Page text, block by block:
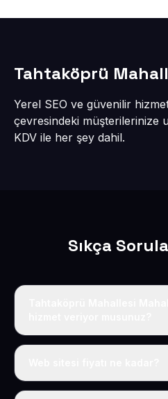
Tahtaköprü
Yerel SEO ve güvenilir
çevresindeki müşterilerinize
KDV ile her şey dahil.
Sıkça
Evet, Tahtaköprü Mahallesi
Tek fiyat: yılda 50 USD +